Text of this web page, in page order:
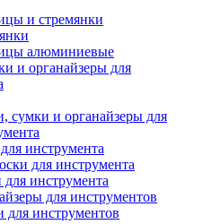
и стремянки
алюминиевые
и органайзеры для
сумки и органайзеры для
инструмента
для инструмента
инструмента
для инструментов
инструментов